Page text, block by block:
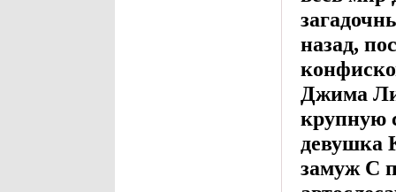
назад,
Джима
крупную
девушка
замуж С